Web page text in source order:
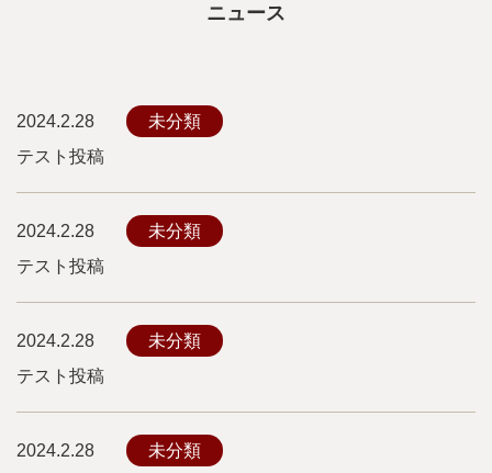
ニュース
2024.2.28
未分類
テスト投稿
2024.2.28
未分類
テスト投稿
2024.2.28
未分類
テスト投稿
2024.2.28
未分類